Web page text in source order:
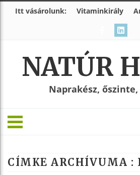
Itt vásárolunk: Vitaminkirály
NATÚR
Naprakész,
CÍMKE ARCHÍVUMA :